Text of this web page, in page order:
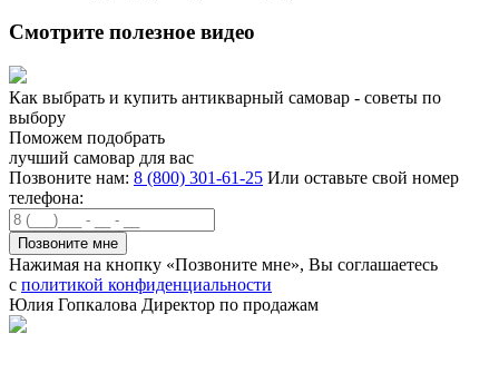
Смотрите полезное видео
Как выбрать и купить антикварный самовар - советы по
выбору
Поможем подобрать
лучший самовар для вас
Позвоните нам: 8 (800) 301-61-25 Или оставьте свой номер
телефона:
Нажимая на кнопку «Позвоните мне», Вы соглашаетесь
с политикой конфиденциальности
Юлия Гопкалова Директор по продажам